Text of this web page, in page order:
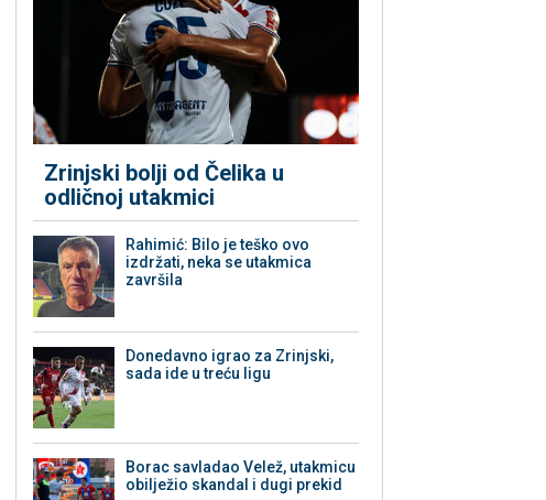
Zrinjski bolji od Čelika u
odličnoj utakmici
Rahimić: Bilo je teško ovo
izdržati, neka se utakmica
završila
Donedavno igrao za Zrinjski,
sada ide u treću ligu
Borac savladao Velež, utakmicu
obilježio skandal i dugi prekid